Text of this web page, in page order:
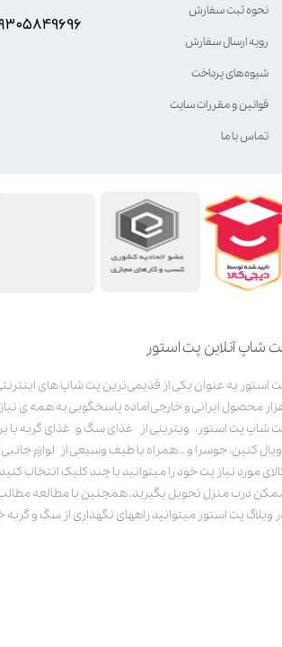
شاپ آنلاین پت استور
محصول ایرانی و خارجی آماده پاسخگویی به همه ی
شاپ پت استور، ویترینی از غذای سگ و غذای گربه با
کنین، جوسرا و .. همراه با طیف وسیعی از لوازم
مورد نیاز پت خود را میتوانید با چند کلیک انتخاب
درب منزل تحویل بگیرید. همچنین با مطالعه
وبلاگ پت استور میتوانید راههای نگهداری از سگ و گربه
نحوه ثبت سفارش
رویه ارسال سفارش
شیوه‌های پرداخت
قوانین و مقررات سایت
تماس با ما